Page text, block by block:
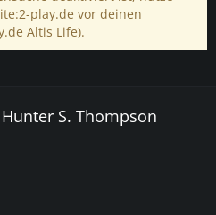
play.de vor deinen
Altis Life).
S. Thompson